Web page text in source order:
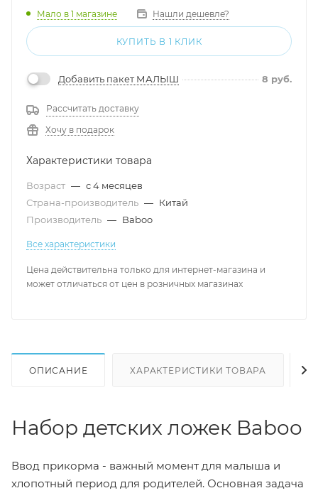
Мало в 1 магазине Нашли дешевле?
КУПИТЬ В 1 КЛИК
Добавить пакет МАЛЫШ 8 руб.
Рассчитать доставку
Хочу в подарок
Характеристики товара
Возраст — с 4 месяцев
Страна-производитель — Китай
Производитель — Baboo
Все характеристики
Цена действительна только для интернет-магазина и
может отличаться от цен в розничных магазинах
ОПИСАНИЕ ХАРАКТЕРИСТИКИ ТОВАРА
Набор детских ложек Baboo
Ввод прикорма - важный момент для малыша и
хлопотный период для родителей. Основная задача